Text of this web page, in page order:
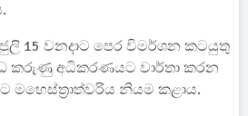
15 වනදාට පෙර විමර්ශන කටයුතු
කරුණු අධිකරණයට වාර්තා කරන
නියම කළාය.